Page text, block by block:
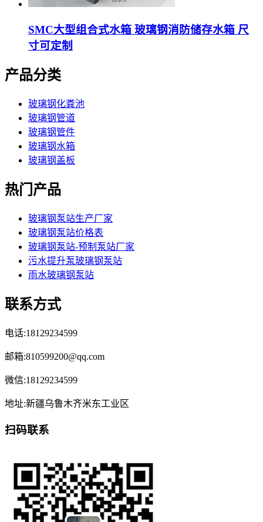
SMC大型组合式水箱 玻璃钢消防储存水箱 尺
寸可定制
产品分类
玻璃钢化粪池
玻璃钢管道
玻璃钢管件
玻璃钢水箱
玻璃钢盖板
热门产品
玻璃钢泵站生产厂家
玻璃钢泵站价格表
玻璃钢泵站-预制泵站厂家
污水提升泵玻璃钢泵站
雨水玻璃钢泵站
联系方式
电话:18129234599
邮箱:810599200@qq.com
微信:18129234599
地址:新疆乌鲁木齐米东工业区
扫码联系